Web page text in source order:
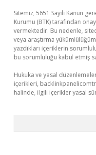
Sitemiz, 5651 Sayılı Kanun
Kurumu (BTK) tarafından
vermektedir. Bu nedenle,
veya araştırma
yazdıkları içeriklerin
bu sorumluluğu kabul etmiş
Hukuka ve yasal
içerikleri,
halinde, ilgili içerikler yasal